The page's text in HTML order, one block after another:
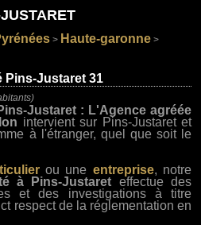
> Haute-garonne >
Pins-Justaret 31
Justaret : L'Agence agréée
intervient sur Pins-Justaret et
à l'étranger, quel que soit le
ou une entreprise, notre
à Pins-Justaret effectue des
et des investigations à titre
respect de la réglementation en